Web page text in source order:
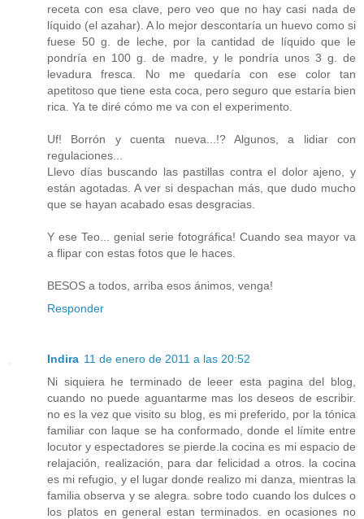
receta con esa clave, pero veo que no hay casi nada de
líquido (el azahar). A lo mejor descontaría un huevo como si
fuese 50 g. de leche, por la cantidad de líquido que le
pondría en 100 g. de madre, y le pondría unos 3 g. de
levadura fresca. No me quedaría con ese color tan
apetitoso que tiene esta coca, pero seguro que estaría bien
rica. Ya te diré cómo me va con el experimento.
Uf! Borrón y cuenta nueva...!? Algunos, a lidiar con
regulaciones...
Llevo días buscando las pastillas contra el dolor ajeno, y
están agotadas. A ver si despachan más, que dudo mucho
que se hayan acabado esas desgracias.
Y ese Teo... genial serie fotográfica! Cuando sea mayor va
a flipar con estas fotos que le haces.
BESOS a todos, arriba esos ánimos, venga!
Responder
Indira 11 de enero de 2011 a las 20:52
Ni siquiera he terminado de leeer esta pagina del blog,
cuando no puede aguantarme mas los deseos de escribir.
no es la vez que visito su blog, es mi preferido, por la tónica
familiar con laque se ha conformado, donde el límite entre
locutor y espectadores se pierde.la cocina es mi espacio de
relajación, realización, para dar felicidad a otros. la cocina
es mi refugio, y el lugar donde realizo mi danza, mientras la
familia observa y se alegra. sobre todo cuando los dulces o
los platos en general estan terminados. en ocasiones no